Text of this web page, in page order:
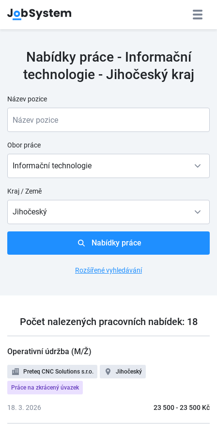
Nabídky práce - Informační
technologie - Jihočeský kraj
Název pozice
Obor práce
Informační technologie
Kraj / Země
Jihočeský
Nabídky práce
Rozšířené vyhledávání
Počet nalezených pracovních nabídek: 18
Operativní údržba (M/Ž)
Preteq CNC Solutions s.r.o. Jihočeský
Práce na zkrácený úvazek
23 500 - 23 500 Kč
18. 3. 2026